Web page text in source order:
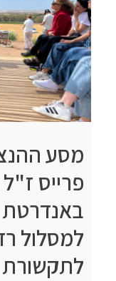
מסע
פרייס
באנדרטת
למסלול
לתקשורת